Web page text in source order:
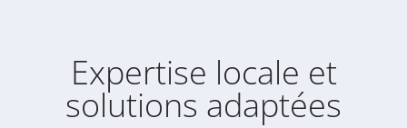
Expertise locale et
solutions adaptées